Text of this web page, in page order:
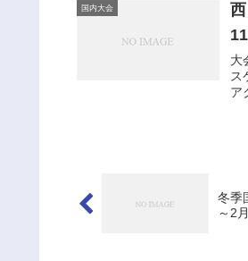
国内大会
大
ス
ア
冬季
～2